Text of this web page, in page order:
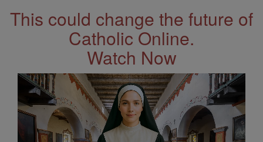
This could change the future of
Catholic Online.
Watch Now